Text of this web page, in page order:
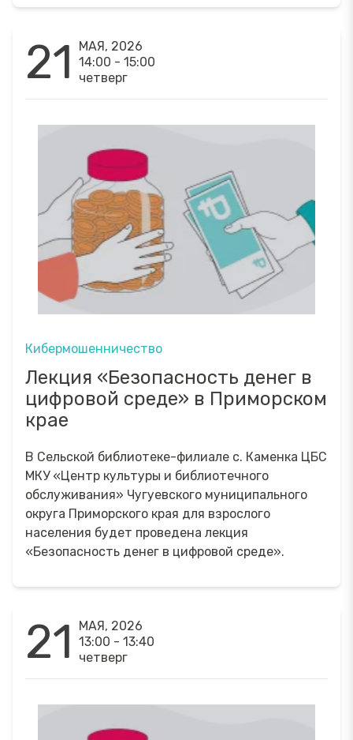
21
МАЯ, 2026
14:00 - 15:00
четверг
Кибермошенничество
Лекция «Безопасность денег в
цифровой среде» в Приморском
крае
В Сельской библиотеке-филиале с. Каменка ЦБС
МКУ «Центр культуры и библиотечного
обслуживания» Чугуевского муниципального
округа Приморского края для взрослого
населения будет проведена лекция
«Безопасность денег в цифровой среде».
21
МАЯ, 2026
13:00 - 13:40
четверг